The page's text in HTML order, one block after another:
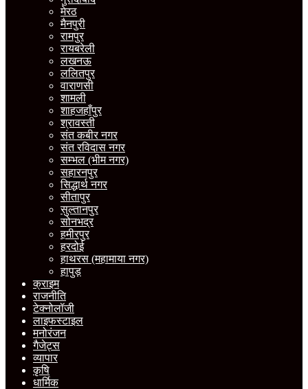
मेरठ
मैनपुरी
रामपुर
रायबरेली
लखनऊ
ललितपुर
वाराणसी
शामली
शाहजहाँपुर
श्रावस्ती
संत कबीर नगर
संत रविदास नगर
सम्भल (भीम नगर)
सहारनपुर
सिद्धार्थ नगर
सीतापुर
सुल्तानपुर
सोनभद्र
हमीरपुर
हरदोई
हाथरस (महामाया नगर)
हापुड़
क्राइम
राजनीति
टेक्नोलॉजी
लाइफस्टाइल
मनोरंजन
गैजेट्स
व्यापार
कृषि
धार्मिक